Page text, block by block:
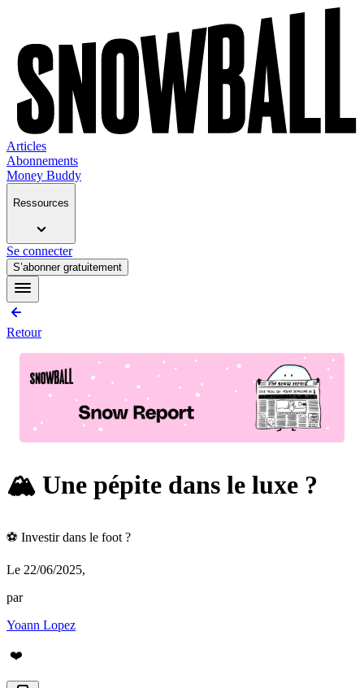
Articles
Abonnements
Money Buddy
Ressources
Se connecter
S’abonner gratuitement
Retour
🏔️ Une pépite dans le luxe ?
⚽️ Investir dans le foot ?
Le 22/06/2025,
par
Yoann Lopez
❤️